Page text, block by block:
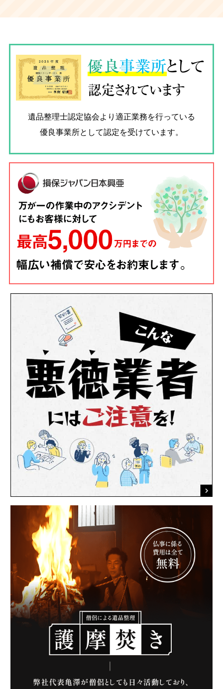
優良事業所として
認定されています
遺品整理士認定協会より適正業務を行っている
優良事業所として認定を受けています。